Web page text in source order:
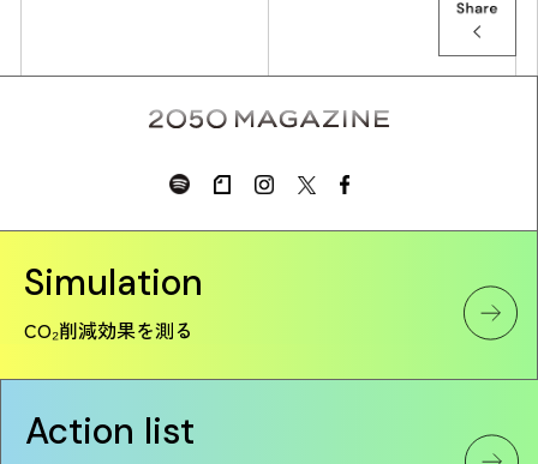
Simulation
CO₂削減効果を測る
Action list